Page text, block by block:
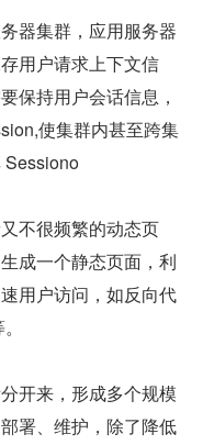
器集群，应用服务器
用户请求上下文信
保持用户会话信息，
使集群内甚至跨集
Sessiono
不很频繁的动态页
成一个静态页面，利
用户访问，如反向代
开来，形成多个规模
署、维护，除了降低